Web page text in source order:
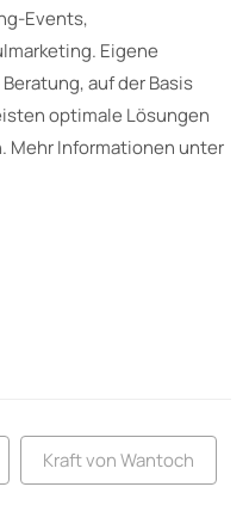
Events,
Eigene
auf der Basis
optimale Lösungen
Mehr Informationen unter
Kraft von Wantoch